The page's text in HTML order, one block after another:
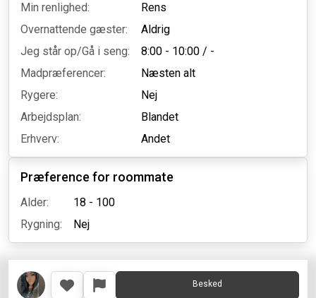
Min renlighed:
Rens
Overnattende gæster:
Aldrig
Jeg står op/Gå i seng:
8:00 - 10:00 / -
Madpræferencer:
Næsten alt
Rygere:
Nej
Arbejdsplan:
Blandet
Erhverv:
Andet
Præference for roommate
Alder:
18 - 100
Rygning:
Nej
Besked